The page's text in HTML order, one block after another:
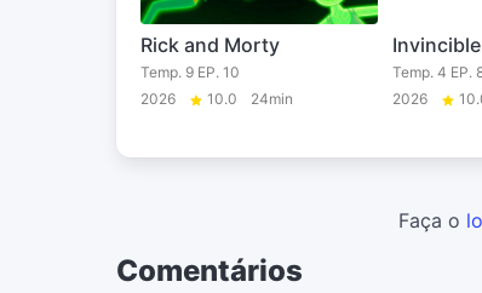
Rick and Morty
Temp. 9 EP. 10
2026
10.0 24min
Invincible
Temp. 4 EP.
2026
Faça o
Comentários